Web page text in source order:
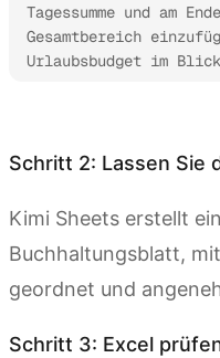
Tagessumme und am
Gesamtbereich
Urlaubsbudget im
Schritt 2: Lassen Sie
Kimi Sheets erstellt
Buchhaltungsblatt,
geordnet und
Schritt 3: Excel